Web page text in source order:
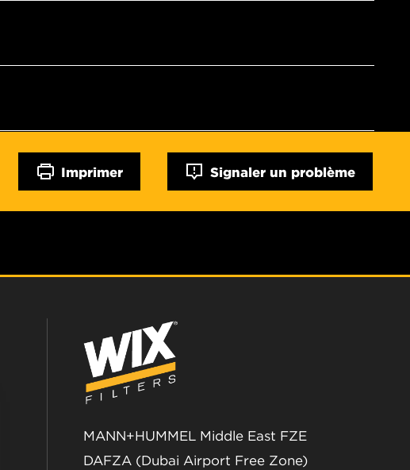
Imprimer Signaler un problème
MANN+HUMMEL Middle East FZE
DAFZA (Dubai Airport Free Zone)